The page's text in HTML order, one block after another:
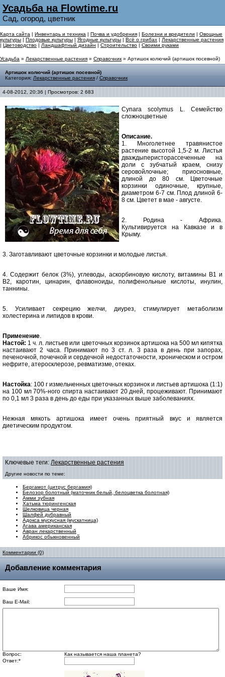
Усадьба на Flowtime.ru
Сад, огород, цветник
Карта сайта | Инвентарь и техника | Почва и удобрения | Болезни и вредители | Овощные
культуры | Плодовые культуры | Ягодные культуры | Всё о грибах | Лекарственные растения
| Цветоводство | Ландшафтный дизайн | Строительство | Своими руками
Усадьба » Лекарственные растения » Справочник » Артишок колючий (артишок посевной)
Артишок колючий (артишок посевной)
Категория: Лекарственные растения / Справочник
4-08-2012, 20:36 | Просмотров: 2 683
Cynara scolymus L. Семейство
сложноцветные
Описание.
1. Многолетнее травянистое
растение высотой 1,5-2 м. Листья
дваждыперисторассеченные на
доли с зубчатый краем, снизу
серовойлочные; приосновные,
длиной до 80 см. Цветочные
корзинки одиночные, крупные,
диаметром 6-7 см. Плод длиной 6-
8 см. Цветет в мае - августе.
2. Родина - Африка.
Культивируется на Кавказе и в
Крыму.
3. Заготавливают цветочные корзинки и молодые листья.
4. Содержит белок (3%), углеводы, аскорбиновую кислоту, витамины В1 и
В2, каротин, цинарин, флавоноиды, полифенольные кислоты, инулин,
таннины.
5. Усиливает секрецию желчи, диурез, стимулирует метаболизм
холестерина и липидов в крови.
Применение.
Настой: 1 ч. л. листьев или цветочных корзинок артишока на 500 мл кипятка
настаивают 2 часа. Принимают по 3 ст. л. 3 раза в день при запорах,
печеночной, почечной и сердечной недостаточности, хроническом и остром
нефрите, атеросклерозе, ревматизме, отеках.
Настойка: 100 г измельченных цветочных корзинок и листьев артишока (1:1)
на 100 мл 70%-ного спирта настаивают 20 дней, процеживают. Принимают
по 0,1 мл 3 раза в день до еды при указанных выше заболеваниях.
Нежная мякоть артишока имеет очень приятный вкус и является
диетическим продуктом.
Ключевые теги: Лекарственные растения
Другие новости по теме:
Бергамот (цитрус бергамия)
Белозор болотный (маточник белый, белоцветка болотная)
Амми зубная
Хатьма тюрингенская
Шелковица черная
Шалфей дубравный
Адокса мускусная (мускатница)
Агава американская
Авран лекарственный
Абрикос обыкновенный
Комментарии (0)
Добавление комментария
Ваше Имя:
Ваш E-Mail:
Вопрос:
Как называется наша планета?
Ответ:*